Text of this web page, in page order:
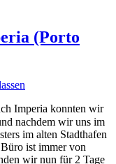
(Porto
Imperia konnten wir
nachdem wir uns im
im alten Stadthafen
ist immer von
wir nun für 2 Tage